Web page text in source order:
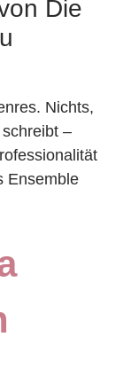
Die
Nichts,
–
Ensemble